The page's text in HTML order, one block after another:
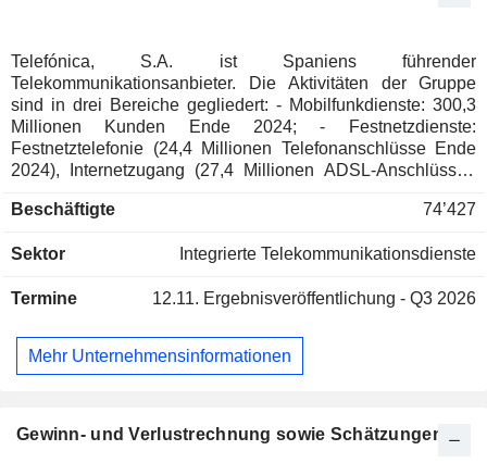
Telefónica, S.A. ist Spaniens führender
Telekommunikationsanbieter. Die Aktivitäten der Gruppe
sind in drei Bereiche gegliedert: - Mobilfunkdienste: 300,3
Millionen Kunden Ende 2024; - Festnetzdienste:
Festnetztelefonie (24,4 Millionen Telefonanschlüsse Ende
2024), Internetzugang (27,4 Millionen ADSL-Anschlüsse),
Telekommunikationsdienste für Unternehmen: Mobilfunk
(3,4 Millionen Anschlüsse). Der Nettoumsatz verteilt sich
Lateinamerika (21,9 %), Deutschland (20,6 %) und Sonstige
Beschäftigte 74’427
Sektor Integrierte Telekommunikationsdienste
Termine 12.11. Ergebnisveröffentlichung - Q3 2026
Mehr Unternehmensinformationen
Gewinn- und Verlustrechnung sowie Schätzungen